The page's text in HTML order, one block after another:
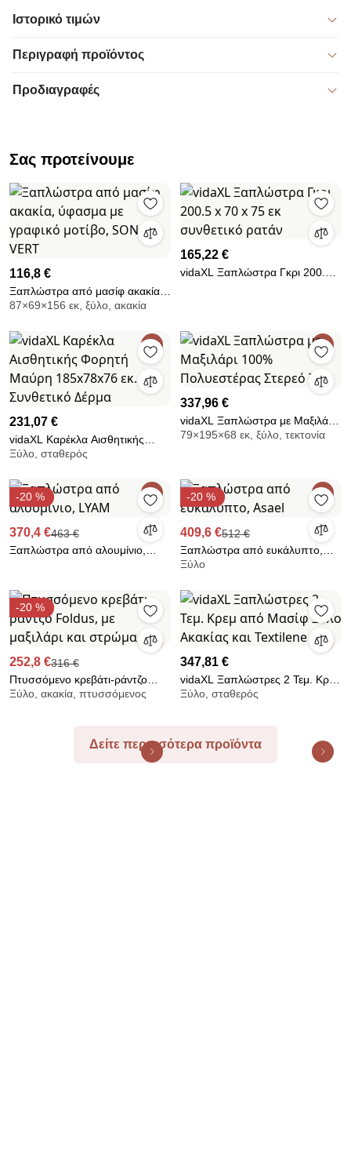
Ιστορικό τιμών
Περιγραφή προϊόντος
Προδιαγραφές
Σας προτείνουμε
116,8 €
Ξαπλώστρα από μασίφ ακακία,
ύφασμα με γραφικό μοτίβο,
87×69×156 εκ, ξύλο, ακακία
165,22 €
vidaXL Ξαπλώστρα Γκρι 200.5 x
231,07 €
vidaXL Καρέκλα Αισθητικής
Φορητή Μαύρη 185x78x76 εκ.
Ξύλο, σταθερός
337,96 €
vidaXL Ξαπλώστρα με Μαξιλάρι
100% Πολυεστέρας Στερεό Τίκε
79×195×68 εκ, ξύλο, τεκτονία
-20 %
370,4 €463 €
Ξαπλώστρα από αλουμίνιο,
-20 %
409,6 €512 €
Ξαπλώστρα από ευκάλυπτο,
Asael
Ξύλο
-20 %
252,8 €316 €
Πτυσσόμενο κρεβάτι-ράντζο
Foldus, με μαξιλάρι και στρώμα
Ξύλο, ακακία, πτυσσόμενος
347,81 €
vidaXL Ξαπλώστρες 2 Τεμ. Κρεμ
από Μασίφ Ξύλο Ακακίας και
Ξύλο, σταθερός
Δείτε περισσότερα προϊόντα